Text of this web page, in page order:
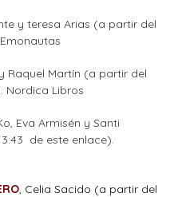
y teresa Arias (a partir del
Raquel Martín (a partir del
Nordica Libros
Eva Armisén y Santi
de este enlace).
, Celia Sacido (a partir del